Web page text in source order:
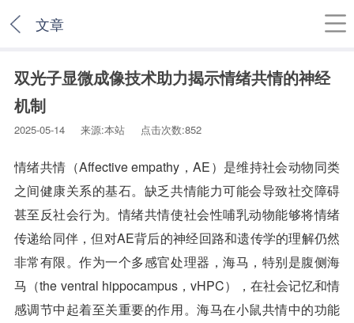
文章
双光子显微成像技术助力揭示情绪共情的神经
机制
2025-05-14 来源:本站 点击次数:852
情绪共情（Affective empathy，AE）是维持社会动物同类
之间健康关系的基石。缺乏共情能力可能会导致社交障碍
甚至反社会行为。情绪共情使社会性哺乳动物能够将情绪
传递给同伴，但对AE背后的神经回路和遗传学的理解仍然
非常有限。作为一个多感官处理器，海马，特别是腹侧海
马（the ventral hippocampus，vHPC），在社会记忆和情
感调节中起着至关重要的作用。海马在小鼠共情中的功能